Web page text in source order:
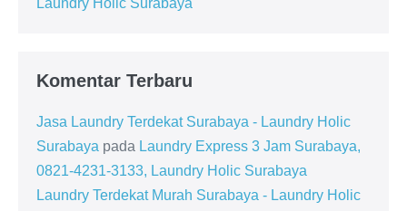
Laundry Holic Surabaya
Komentar Terbaru
Jasa Laundry Terdekat Surabaya - Laundry Holic
Surabaya pada Laundry Express 3 Jam Surabaya,
0821-4231-3133, Laundry Holic Surabaya
Laundry Terdekat Murah Surabaya - Laundry Holic